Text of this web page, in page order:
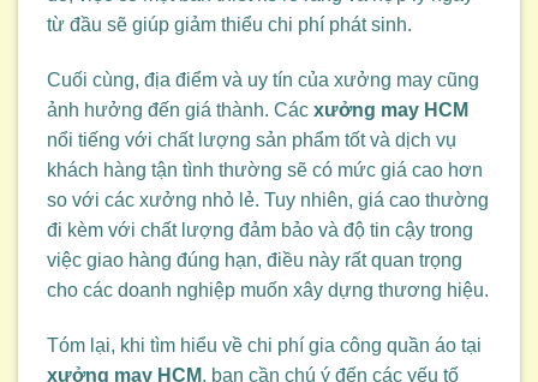
từ đầu sẽ giúp giảm thiểu chi phí phát sinh.
Cuối cùng, địa điểm và uy tín của xưởng may cũng
ảnh hưởng đến giá thành. Các xưởng may HCM
nổi tiếng với chất lượng sản phẩm tốt và dịch vụ
khách hàng tận tình thường sẽ có mức giá cao hơn
so với các xưởng nhỏ lẻ. Tuy nhiên, giá cao thường
đi kèm với chất lượng đảm bảo và độ tin cậy trong
việc giao hàng đúng hạn, điều này rất quan trọng
cho các doanh nghiệp muốn xây dựng thương hiệu.
Tóm lại, khi tìm hiểu về chi phí gia công quần áo tại
xưởng may HCM, bạn cần chú ý đến các yếu tố